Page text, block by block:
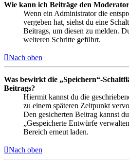
Wie kann ich Beiträge den
Wenn ein Administrator die
vergeben hat, siehst du eine
Beitrags, um diesen zu melden.
weiteren Schritte geführt.
Nach oben
Was bewirkt die „Speichern“-
Beitrags?
Hiermit kannst du die
zu einem späteren Zeitpunkt
Den gesicherten Beitrag kannst
„Gespeicherte Entwürfe
Bereich erneut laden.
Nach oben